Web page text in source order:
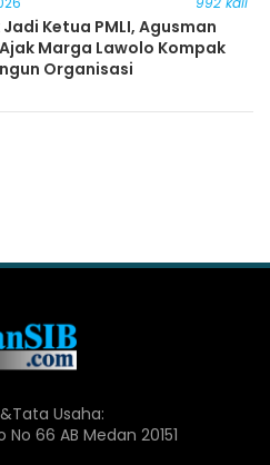
Ketua PMLI, Agusman
Marga Lawolo Kompak
Organisasi
Usaha:
66 AB Medan 20151